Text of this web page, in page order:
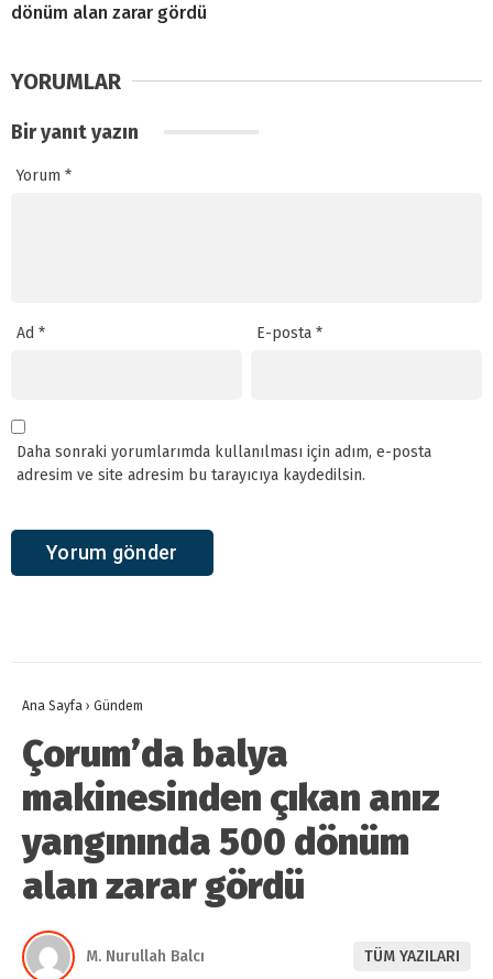
dönüm alan zarar gördü
YORUMLAR
Bir yanıt yazın
Yorum *
Ad * E-posta*
Daha sonraki yorumlarımda kullanılması için adım, e-posta
adresim ve site adresim bu tarayıcıya kaydedilsin.
Ana Sayfa › Gündem
Çorum’da balya
makinesinden çıkan anız
yangınında 500 dönüm
alan zarar gördü
M. Nurullah Balcı TÜM YAZILARI